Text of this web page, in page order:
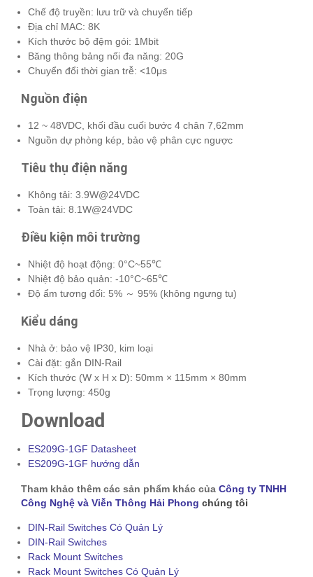
Chế độ truyền: lưu trữ và chuyển tiếp
Địa chỉ MAC: 8K
Kích thước bộ đệm gói: 1Mbit
Băng thông bảng nối đa năng: 20G
Chuyển đổi thời gian trễ: <10μs
Nguồn điện
12 ~ 48VDC, khối đầu cuối bước 4 chân 7,62mm
Nguồn dự phòng kép, bảo vệ phân cực ngược
Tiêu thụ điện năng
Không tải: 3.9W@24VDC
Toàn tải: 8.1W@24VDC
Điều kiện môi trường
Nhiệt độ hoạt động: 0°C~55℃
Nhiệt độ bảo quản: -10°C~65℃
Độ ẩm tương đối: 5% ～ 95% (không ngưng tụ)
Kiểu dáng
Nhà ở: bảo vệ IP30, kim loại
Cài đặt: gắn DIN-Rail
Kích thước (W x H x D): 50mm × 115mm × 80mm
Trọng lượng: 450g
Download
ES209G-1GF Datasheet
ES209G-1GF hướng dẫn
Tham khảo thêm các sản phẩm khác của Công ty TNHH
Công Nghệ và Viễn Thông Hải Phong chúng tôi
DIN-Rail Switches Có Quản Lý
DIN-Rail Switches
Rack Mount Switches
Rack Mount Switches Có Quản Lý